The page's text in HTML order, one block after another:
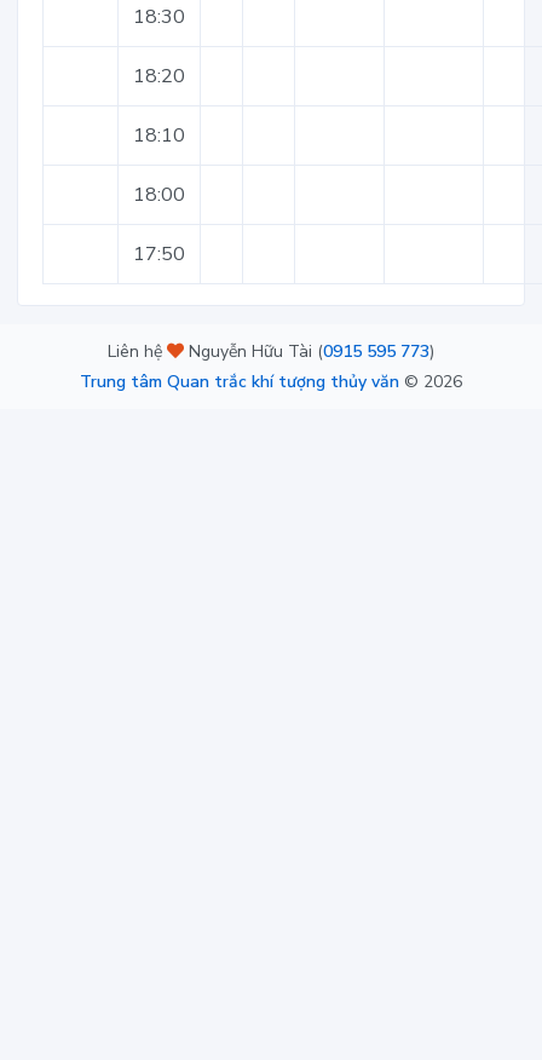
18:30
18:20
18:10
18:00
17:50
Liên hệ Nguyễn Hữu Tài (0915 595 773)
Trung tâm Quan trắc khí tượng thủy văn © 2026